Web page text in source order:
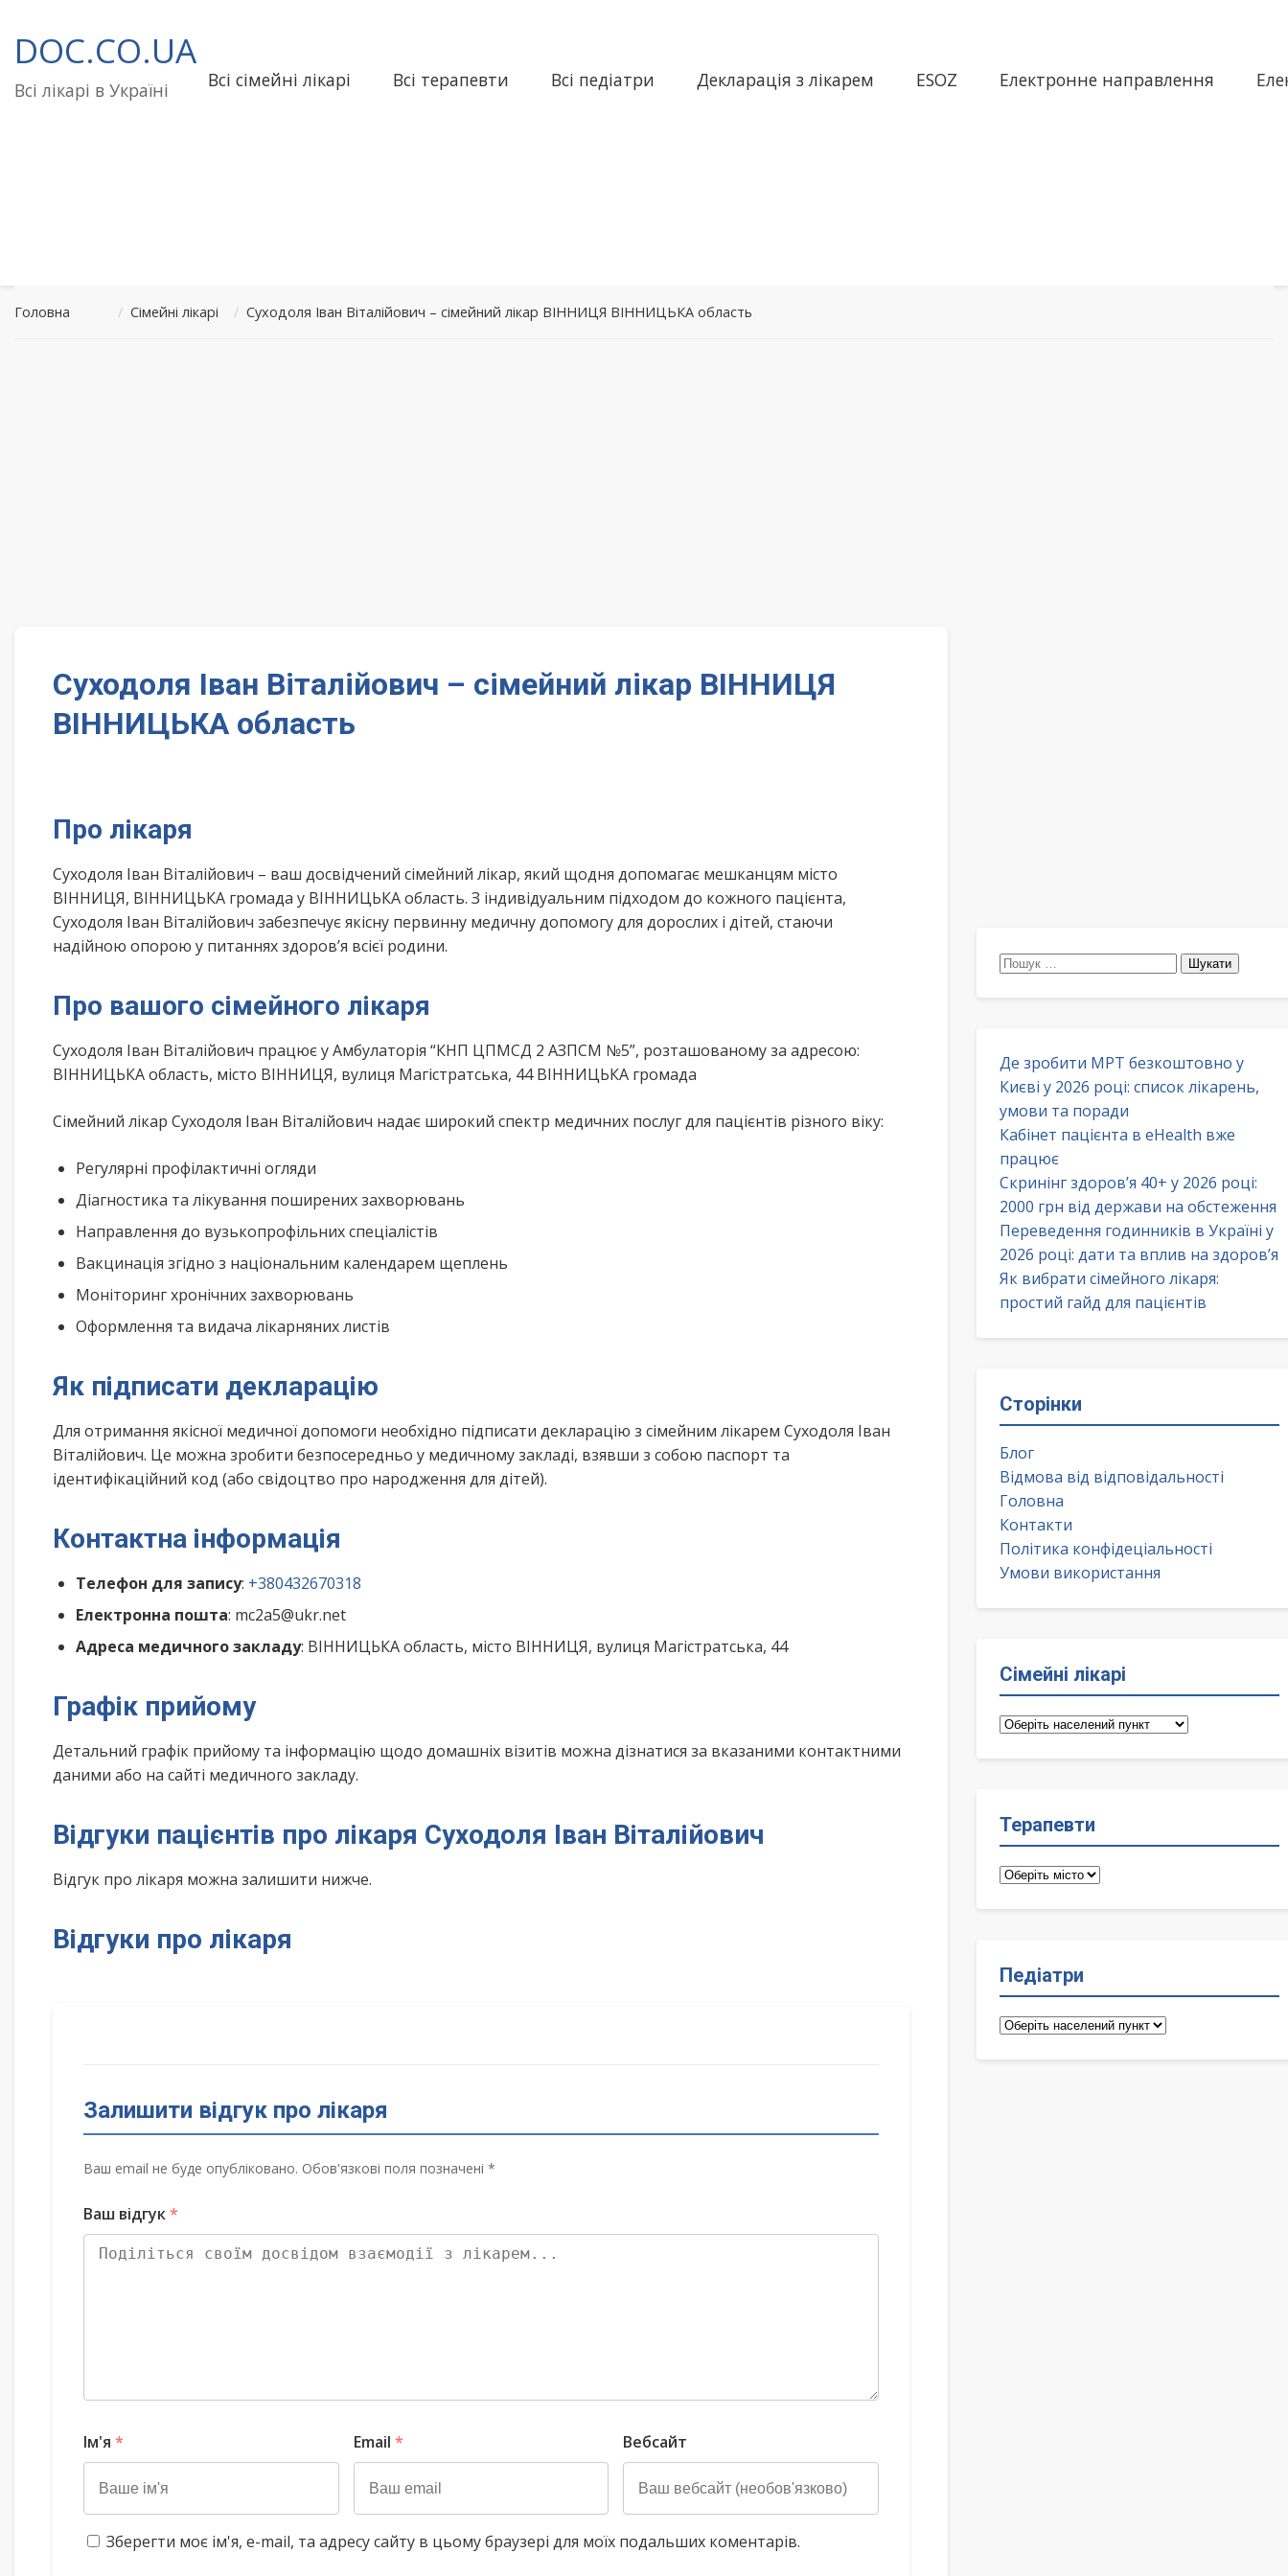
до
вмісту
DOC.CO.UA
Всі лікарі в Україні Всі сімейні лікарі Всі терапевти Всі педіатри Декларація з лікарем ESOZ Електронне направлення
Головна / Сімейні лікарі / Суходоля Іван Віталійович – сімейний лікар ВІННИЦЯ ВІННИЦЬКА область
Суходоля Іван Віталійович – сімейний лікар ВІННИЦЯ
ВІННИЦЬКА область
Про лікаря
Суходоля Іван Віталійович – ваш досвідчений сімейний лікар, який щодня допомагає мешканцям місто
ВІННИЦЯ, ВІННИЦЬКА громада у ВІННИЦЬКА область. З індивідуальним підходом до кожного пацієнта,
Суходоля Іван Віталійович забезпечує якісну первинну медичну допомогу для дорослих і дітей, стаючи
надійною опорою у питаннях здоров’я всієї родини.
Про вашого сімейного лікаря
Суходоля Іван Віталійович працює у Амбулаторія “КНП ЦПМСД 2 АЗПСМ №5”, розташованому за адресою:
ВІННИЦЬКА область, місто ВІННИЦЯ, вулиця Магістратська, 44 ВІННИЦЬКА громада
Сімейний лікар Суходоля Іван Віталійович надає широкий спектр медичних послуг для пацієнтів різного віку:
Регулярні профілактичні огляди
Діагностика та лікування поширених захворювань
Направлення до вузькопрофільних спеціалістів
Вакцинація згідно з національним календарем щеплень
Моніторинг хронічних захворювань
Оформлення та видача лікарняних листів
Як підписати декларацію
Для отримання якісної медичної допомоги необхідно підписати декларацію з сімейним лікарем Суходоля Іван
Віталійович. Це можна зробити безпосередньо у медичному закладі, взявши з собою паспорт та
ідентифікаційний код (або свідоцтво про народження для дітей).
Контактна інформація
Телефон для запису: +380432670318
Електронна пошта: mc2a5@ukr.net
Адреса медичного закладу: ВІННИЦЬКА область, місто ВІННИЦЯ, вулиця Магістратська, 44
Графік прийому
Детальний графік прийому та інформацію щодо домашніх візитів можна дізнатися за вказаними контактними
даними або на сайті медичного закладу.
Відгуки пацієнтів про лікаря Суходоля Іван Віталійович
Відгук про лікаря можна залишити нижче.
Відгуки про лікаря
Залишити відгук про лікаря
Ваш email не буде опубліковано. Обов'язкові поля позначені *
Ваш відгук*
Ім'я * Email * Вебсайт
Зберегти моє ім'я, e-mail, та адресу сайту в цьому браузері для моїх подальших коментарів.
Пошук:
Де зробити МРТ безкоштовно у
Києві у 2026 році: список лікарень,
умови та поради
Кабінет пацієнта в eHealth вже
працює
Скринінг здоров’я 40+ у 2026 році:
2000 грн від держави на обстеження
Переведення годинників в Україні у
2026 році: дати та вплив на здоров’я
Як вибрати сімейного лікаря:
простий гайд для пацієнтів
Сторінки
Блог
Відмова від відповідальності
Головна
Контакти
Політика конфідеціальності
Умови використання
Сімейні лікарі
Сімейні
Терапевти
Терапевти
Педіатри
Педіатри